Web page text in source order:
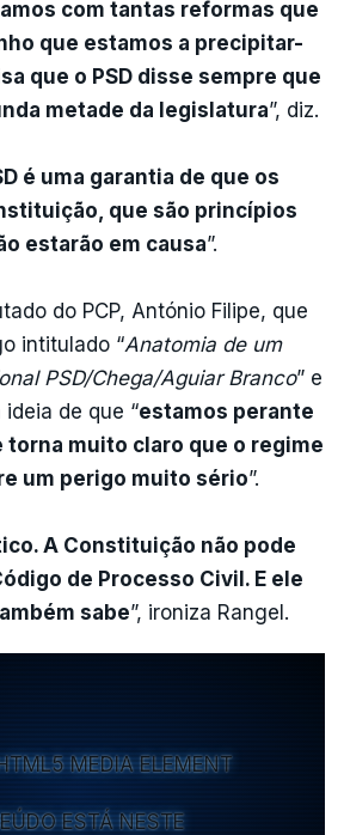
com tantas reformas que
que estamos a precipitar-
que o PSD disse sempre que
metade da legislatura”, diz.
é uma garantia de que os
que são princípios
estarão em causa”.
do PCP, António Filipe, que
intitulado “Anatomia de um
PSD/Chega/Aguiar Branco” e
de que “estamos perante
torna muito claro que o regime
um perigo muito sério”.
A Constituição não pode
de Processo Civil. E ele
sabe”, ironiza Rangel.
MEDIA ELEMENT
ESTÁ NESTE